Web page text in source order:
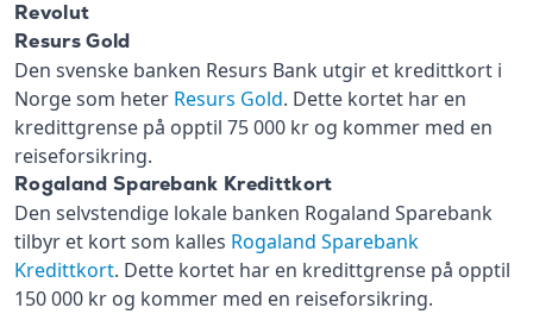
Revolut
Resurs Gold
Den svenske banken Resurs Bank utgir et kredittkort i
Norge som heter Resurs Gold. Dette kortet har en
kredittgrense på opptil 75 000 kr og kommer med en
reiseforsikring.
Rogaland Sparebank Kredittkort
Den selvstendige lokale banken Rogaland Sparebank
tilbyr et kort som kalles Rogaland Sparebank
Kredittkort. Dette kortet har en kredittgrense på opptil
150 000 kr og kommer med en reiseforsikring.